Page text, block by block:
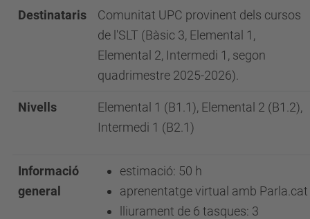
Destinataris
Comunitat UPC provinent dels cursos
de l'SLT (Bàsic 3, Elemental 1,
Elemental 2, Intermedi 1, segon
quadrimestre 2025-2026).
Nivells
Elemental 1 (B1.1), Elemental 2 (B1.2),
Intermedi 1 (B2.1)
Informació
general
estimació: 50 h
aprenentatge virtual amb Parla.cat
lliurament de 6 tasques: 3